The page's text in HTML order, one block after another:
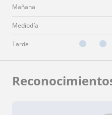
Mañana
Mediodía
Tarde